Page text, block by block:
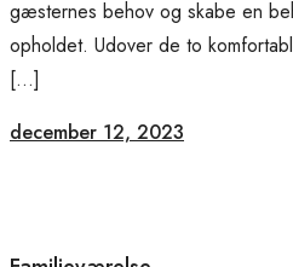
gæsternes behov og skabe en
opholdet. Udover de to
[…]
december 12, 2023